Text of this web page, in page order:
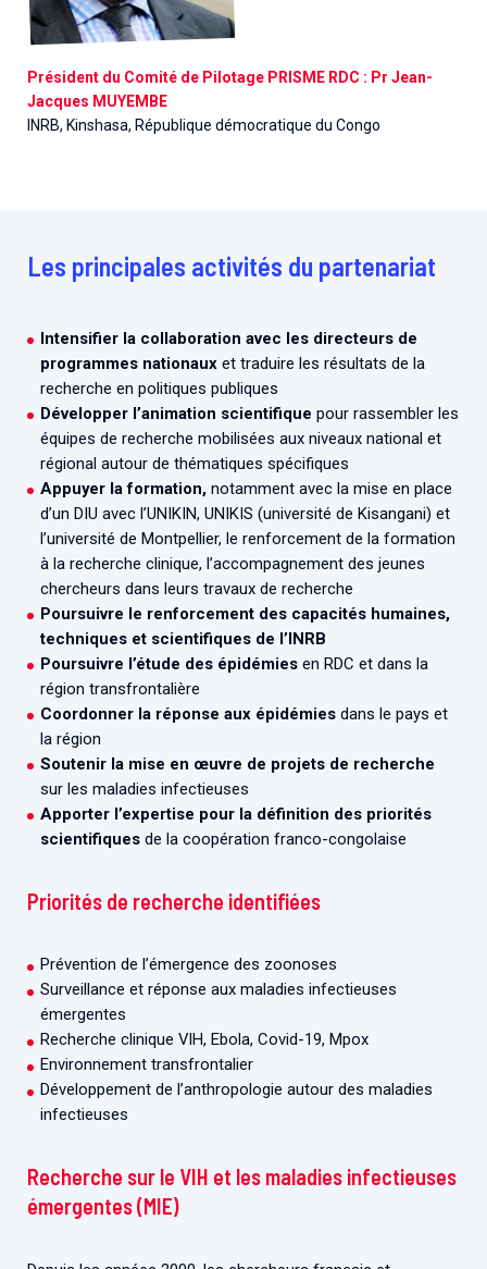
Président du Comité de Pilotage PRISME RDC : Pr Jean-
Jacques MUYEMBE
INRB, Kinshasa, République démocratique du Congo
Les principales activités du partenariat
Intensifier la collaboration avec les directeurs de
programmes nationauxet traduire les résultats de la
recherche en politiques publiques
Développer l’animation scientifique pour rassembler les
équipes de recherche mobilisées aux niveaux national et
régional autour de thématiques spécifiques
Appuyer la formation, notamment avec la mise en place
d’un DIU avec l’UNIKIN, UNIKIS (université de Kisangani) et
l’université de Montpellier, le renforcement de la formation
à la recherche clinique, l’accompagnement des jeunes
chercheurs dans leurs travaux de recherche
Poursuivre le renforcement des capacités humaines,
techniques et scientifiques de l’INRB
Poursuivre l’étude des épidémies en RDC et dans la
région transfrontalière
Coordonner la réponse aux épidémiesdans le pays et
la région
Soutenir la mise en œuvre de projets de recherche
sur les maladies infectieuses
Apporter l’expertise pour la définition des priorités
scientifiques de la coopération franco-congolaise
Priorités de recherche identifiées
Prévention de l’émergence des zoonoses
Surveillance et réponse aux maladies infectieuses
émergentes
Recherche clinique VIH, Ebola, Covid-19, Mpox
Environnement transfrontalier
Développement de l’anthropologie autour des maladies
infectieuses
Recherche sur le VIH et les maladies infectieuses
émergentes (MIE)